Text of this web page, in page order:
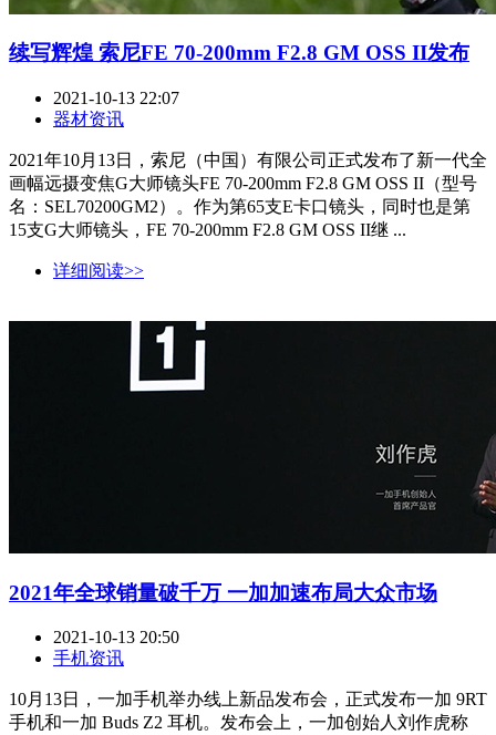
续写辉煌 索尼FE 70-200mm F2.8 GM OSS II发布
2021-10-13 22:07
器材资讯
2021年10月13日，索尼（中国）有限公司正式发布了新一代全
画幅远摄变焦G大师镜头FE 70-200mm F2.8 GM OSS II（型号
名：SEL70200GM2）。作为第65支E卡口镜头，同时也是第
15支G大师镜头，FE 70-200mm F2.8 GM OSS II继 ...
详细阅读>>
2021年全球销量破千万 一加加速布局大众市场
2021-10-13 20:50
手机资讯
10月13日，一加手机举办线上新品发布会，正式发布一加 9RT
手机和一加 Buds Z2 耳机。发布会上，一加创始人刘作虎称